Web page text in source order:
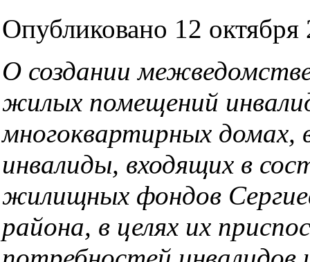
Опубликовано 12 октября
О создании
жилых помещений
многоквартирных домах,
инвалиды, входящих в
жилищных фондов
района, в целях их